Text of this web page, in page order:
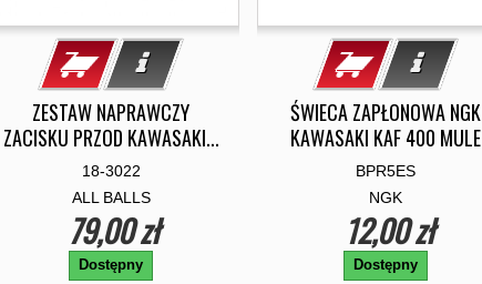
ZESTAW NAPRAWCZY
ZACISKU PRZOD KAWASAKI...
18-3022
ALL BALLS
79,00 zł
Dostępny
ŚWIECA ZAPŁONOWA NGK
KAWASAKI KAF 400 MULE
BPR5ES
NGK
12,00 zł
Dostępny